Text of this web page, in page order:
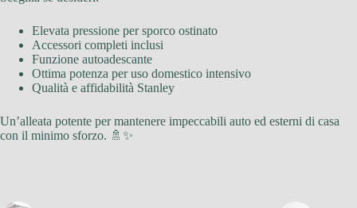
Elevata pressione per sporco ostinato
Accessori completi inclusi
Funzione autoadescante
Ottima potenza per uso domestico intensivo
Qualità e affidabilità Stanley
Un’alleata potente per mantenere impeccabili auto ed esterni di casa
con il minimo sforzo. 🚿✨